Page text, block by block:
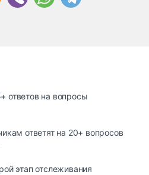
ответов на вопросы
ответят на 20+ вопросов
этап отслеживания